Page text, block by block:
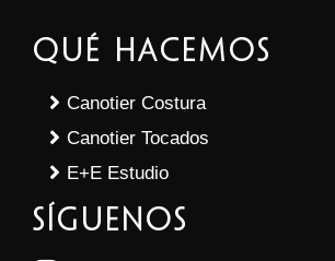
Qué Hacemos
Canotier Costura
Canotier Tocados
E+E Estudio
SÍGUENOS